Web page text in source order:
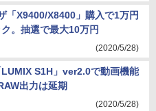
「X9400/X8400」購入で1万円
。抽選で最大10万円
(2020/5/28)
S1H」ver2.0で動画機能
出力は延期
(2020/5/28)